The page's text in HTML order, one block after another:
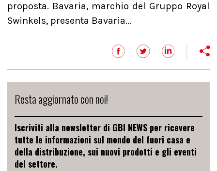
proposta. Bavaria, marchio del Gruppo Royal
Swinkels, presenta Bavaria...
Resta aggiornato con noi!
Iscriviti alla newsletter di GBI NEWS per ricevere
tutte le informazioni sul mondo del fuori casa e
della distribuzione, sui nuovi prodotti e gli eventi
del settore.